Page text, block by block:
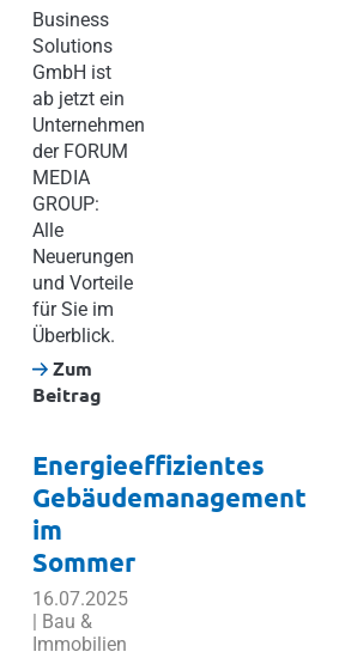
Business
Solutions
GmbH ist
ab jetzt ein
Unternehmen
der FORUM
MEDIA
GROUP:
Alle
Neuerungen
und Vorteile
für Sie im
Überblick.
Zum
Beitrag
Energieeffizientes
Gebäudemanagement
im
Sommer
16.07.2025
| Bau &
Immobilien